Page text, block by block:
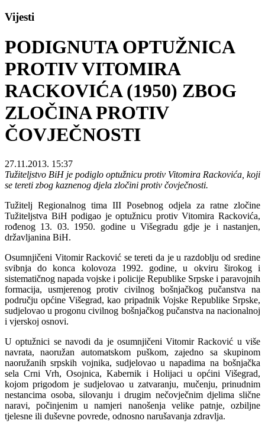
Vijesti
PODIGNUTA OPTUŽNICA
PROTIV VITOMIRA
RACKOVIĆA (1950) ZBOG
ZLOČINA PROTIV
ČOVJEČNOSTI
27.11.2013. 15:37
Tužiteljstvo BiH je podiglo optužnicu protiv Vitomira Rackovića, koji
se tereti zbog kaznenog djela zločini protiv čovječnosti.
Tužitelj Regionalnog tima III Posebnog odjela za ratne zločine
Tužiteljstva BiH podigao je optužnicu protiv Vitomira Rackovića,
rođenog 13. 03. 1950. godine u Višegradu gdje je i nastanjen,
državljanina BiH.
Osumnjičeni Vitomir Racković se tereti da je u razdoblju od sredine
svibnja do konca kolovoza 1992. godine, u okviru širokog i
sistematičnog napada vojske i policije Republike Srpske i paravojnih
formacija, usmjerenog protiv civilnog bošnjačkog pučanstva na
području općine Višegrad, kao pripadnik Vojske Republike Srpske,
sudjelovao u progonu civilnog bošnjačkog pučanstva na nacionalnoj
i vjerskoj osnovi.
U optužnici se navodi da je osumnjičeni Vitomir Racković u više
navrata, naoružan automatskom puškom, zajedno sa skupinom
naoružanih srpskih vojnika, sudjelovao u napadima na bošnjačka
sela Crni Vrh, Osojnica, Kabernik i Holijaci u općini Višegrad,
kojom prigodom je sudjelovao u zatvaranju, mučenju, prinudnim
nestancima osoba, silovanju i drugim nečovječnim djelima slične
naravi, počinjenim u namjeri nanošenja velike patnje, ozbiljne
tjelesne ili duševne povrede, odnosno narušavanja zdravlja.